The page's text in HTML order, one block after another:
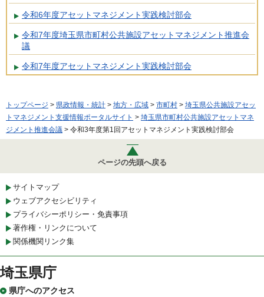
令和6年度アセットマネジメント実践検討部会
令和7年度埼玉県市町村公共施設アセットマネジメント推進会
議
令和7年度アセットマネジメント実践検討部会
トップページ > 県政情報・統計 > 地方・広域 > 市町村 > 埼玉県公共施設アセッ
トマネジメント支援情報ポータルサイト > 埼玉県市町村公共施設アセットマネ
ジメント推進会議 > 令和3年度第1回アセットマネジメント実践検討部会
ページの先頭へ戻る
サイトマップ
ウェブアクセシビリティ
プライバシーポリシー・免責事項
著作権・リンクについて
関係機関リンク集
埼玉県庁
県庁へのアクセス